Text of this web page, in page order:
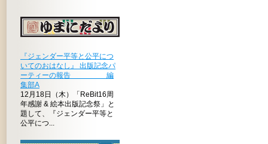
『ジェンダー平等と公平につ
いてのおはなし』 出版記念パ
ーティーの報告 編
集部A
12月18日（木）「ReBit16周
年感謝 & 絵本出版記念祭」と
題して、『ジェンダー平等と
公平につ...